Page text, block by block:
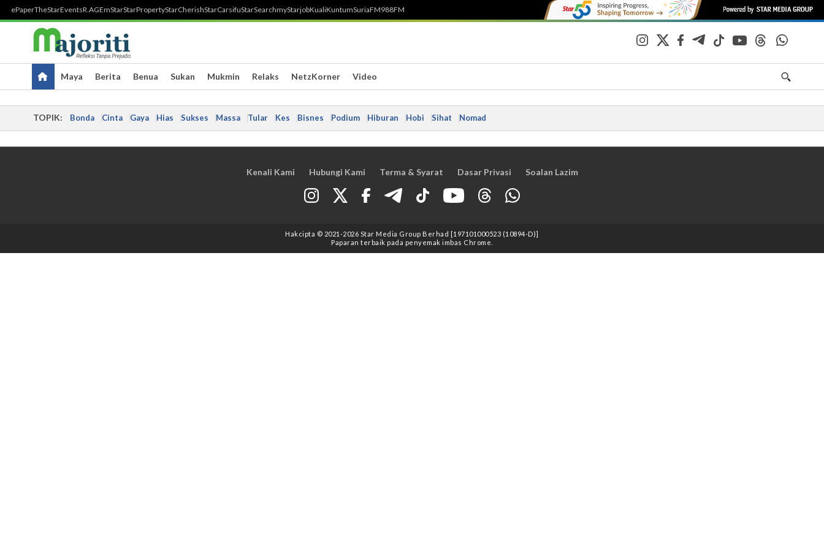
ePaperTheStarEventsR.AGEmStarStarPropertyStarCherishStarCarsifuStarSearchmyStarjobKualiKuntumSuriaFM988FM
Maya Berita Benua Sukan Mukmin Relaks NetzKorner Video
TOPIK: Bonda Cinta Gaya Hias Sukses Massa Tular Kes Bisnes Podium Hiburan Hobi Sihat Nomad
Kenali Kami Hubungi Kami Terma & Syarat Dasar Privasi Soalan Lazim
Hakcipta © 2021 -2026 Star Media Group Berhad [197101000523 (10894-D)]
Paparan terbaik pada penyemak imbas Chrome.